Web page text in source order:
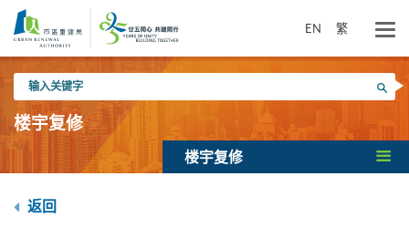
内
EN 繁
入
关
键
搜寻
楼宇复修
楼宇复修
返回